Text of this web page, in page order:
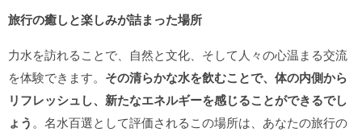
旅行の癒しと楽しみが詰まった場所
力水を訪れることで、自然と文化、そして人々の心温まる交流
を体験できます。 その清らかな水を飲むことで、体の内側から
リフレッシュし、新たなエネルギーを感じることができるでし
ょう 。名水百選として評価されるこの場所は、あなたの旅行の